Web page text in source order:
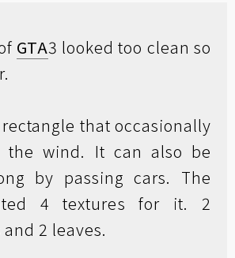
GTA3 looked too clean so
that occasionally
the wind. It can also be
by passing cars. The
4 textures for it. 2
2 leaves.